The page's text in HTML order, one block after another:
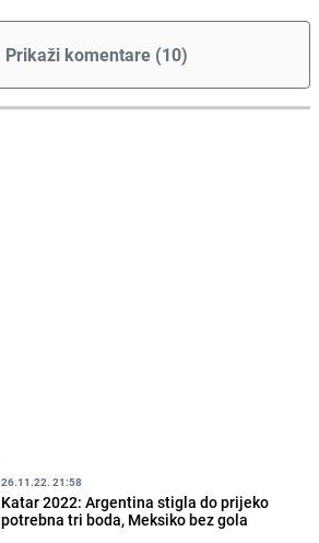
Prikaži komentare (10)
26.11.22. 21:58
Katar 2022: Argentina stigla do prijeko
potrebna tri boda, Meksiko bez gola